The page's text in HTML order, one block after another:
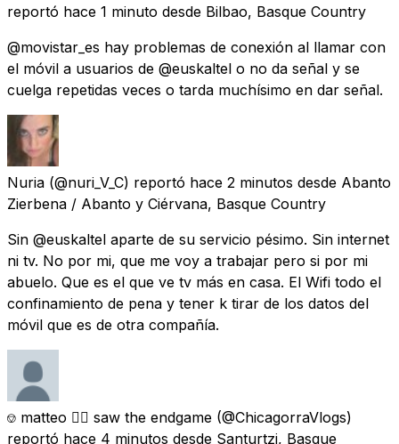
reportó hace 1 minuto desde Bilbao, Basque Country
@movistar_es hay problemas de conexión al llamar con
el móvil a usuarios de @euskaltel o no da señal y se
cuelga repetidas veces o tarda muchísimo en dar señal.
Nuria (@nuri_V_C) reportó hace 2 minutos desde Abanto
Zierbena / Abanto y Ciérvana, Basque Country
Sin @euskaltel aparte de su servicio pésimo. Sin internet
ni tv. No por mi, que me voy a trabajar pero si por mi
abuelo. Que es el que ve tv más en casa. El Wifi todo el
confinamiento de pena y tener k tirar de los datos del
móvil que es de otra compañía.
⎊ matteo 🏳️‍🌈 saw the endgame (@ChicagorraVlogs)
reportó hace 4 minutos desde Santurtzi, Basque